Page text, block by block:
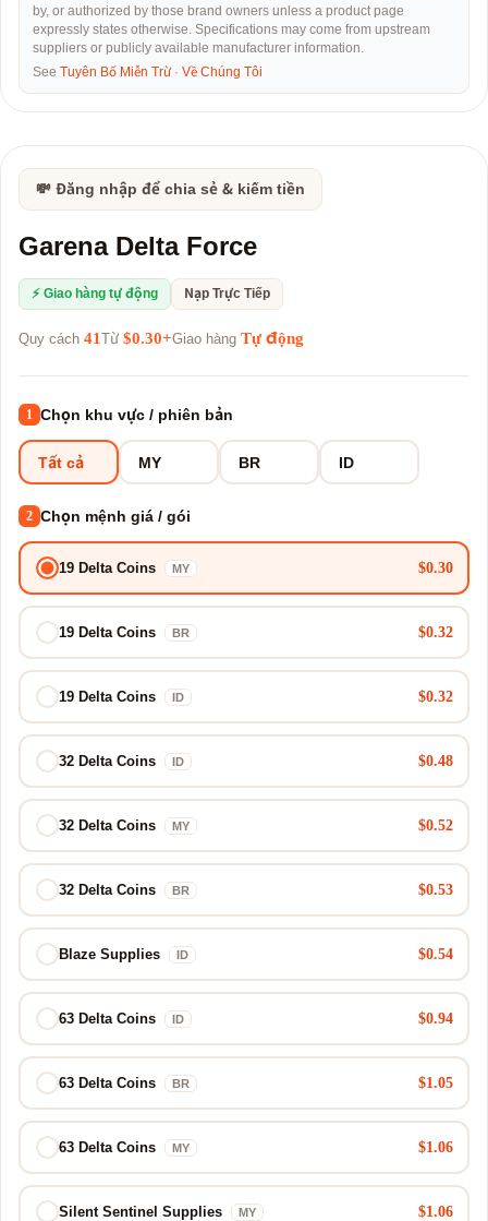
by, or authorized by those brand owners unless a product page
expressly states otherwise. Specifications may come from upstream
suppliers or publicly available manufacturer information.
See Tuyên Bố Miễn Trừ· Về Chúng Tôi
💸 Đăng nhập để chia sẻ & kiếm tiền
Garena Delta Force
⚡ Giao hàng tự động Nạp Trực Tiếp
Quy cách 41 Từ $0.30+Giao hàng Tự động
1 Chọn khu vực / phiên bản
Tất cả MY BR ID
2 Chọn mệnh giá / gói
19 Delta Coins MY $0.30
19 Delta Coins BR $0.32
19 Delta Coins ID $0.32
32 Delta Coins ID $0.48
32 Delta Coins MY $0.52
32 Delta Coins BR $0.53
Blaze Supplies ID $0.54
63 Delta Coins ID $0.94
63 Delta Coins BR $1.05
63 Delta Coins MY $1.06
Silent Sentinel Supplies MY $1.06